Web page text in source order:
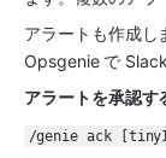
アラートも作成し
Opsgenie で Slack
アラートを承認す
/genie ack